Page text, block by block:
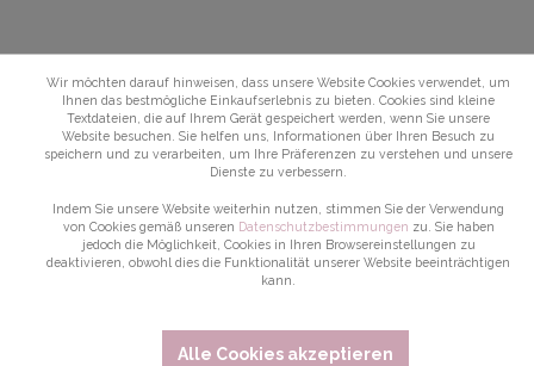
Wir möchten darauf hinweisen, dass unsere Website Cookies verwendet, um
Ihnen das bestmögliche Einkaufserlebnis zu bieten. Cookies sind kleine
Textdateien, die auf Ihrem Gerät gespeichert werden, wenn Sie unsere
Website besuchen. Sie helfen uns, Informationen über Ihren Besuch zu
speichern und zu verarbeiten, um Ihre Präferenzen zu verstehen und unsere
Dienste zu verbessern.
Indem Sie unsere Website weiterhin nutzen, stimmen Sie der Verwendung
von Cookies gemäß unseren Datenschutzbestimmungen zu. Sie haben
jedoch die Möglichkeit, Cookies in Ihren Browsereinstellungen zu
deaktivieren, obwohl dies die Funktionalität unserer Website beeinträchtigen
kann.
Alle Cookies akzeptieren